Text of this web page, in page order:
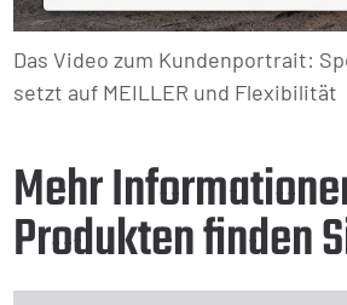
Mehr Informationen
Akzeptieren
Das Video zum Kundenportrait:
setzt auf MEILLER und Flexibilität
Mehr
Produkten finden